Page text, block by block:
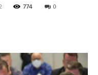
774 0